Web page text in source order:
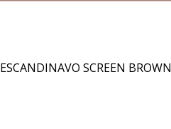
ESCANDINAVO SCREEN BROWN